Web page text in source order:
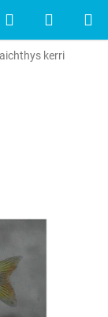
Hledat
KOŠÍK
kerri